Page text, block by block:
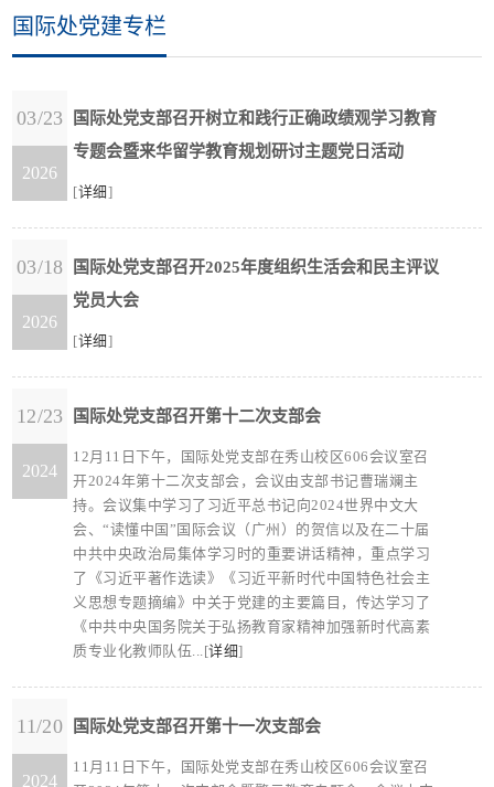
国际处党建专栏
03/23
2026
国际处党支部召开树立和践行正确政绩观学习教育
专题会暨来华留学教育规划研讨主题党日活动
[详细]
03/18
2026
国际处党支部召开2025年度组织生活会和民主评议
党员大会
[详细]
12/23
2024
国际处党支部召开第十二次支部会
12月11日下午，国际处党支部在秀山校区606会议室召
开2024年第十二次支部会，会议由支部书记曹瑞斓主
持。会议集中学习了习近平总书记向2024世界中文大
会、“读懂中国”国际会议（广州）的贺信以及在二十届
中共中央政治局集体学习时的重要讲话精神，重点学习
了《习近平著作选读》《习近平新时代中国特色社会主
义思想专题摘编》中关于党建的主要篇目，传达学习了
《中共中央国务院关于弘扬教育家精神加强新时代高素
质专业化教师队伍...[详细]
11/20
2024
国际处党支部召开第十一次支部会
11月11日下午，国际处党支部在秀山校区606会议室召